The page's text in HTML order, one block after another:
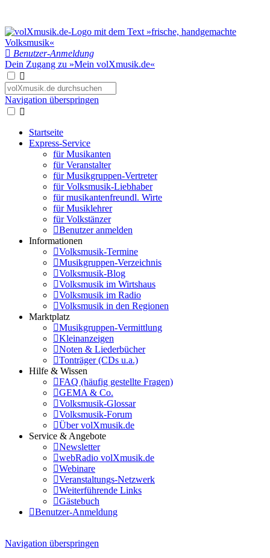
Benutzer-Anmeldung
Dein Zugang zu »Mein volXmusik.de«
Navigation überspringen
Startseite
Express-Service
für Musikanten
für Veranstalter
für Musikgruppen-Vertreter
für Volksmusik-Liebhaber
für musikantenfreundl. Wirte
für Musiklehrer
für Volkstänzer
Benutzer anmelden
Informationen
Volksmusik-Termine
Musikgruppen-Verzeichnis
Volksmusik-Blog
Volksmusik im Wirtshaus
Volksmusik im Radio
Volksmusik in den Regionen
Marktplatz
Musikgruppen-Vermittlung
Kleinanzeigen
Noten & Liederbücher
Tonträger (CDs u.a.)
Hilfe & Wissen
FAQ (häufig gestellte Fragen)
GEMA & Co.
Volksmusik-Glossar
Volksmusik-Forum
Über volXmusik.de
Service & Angebote
Newsletter
webRadio volXmusik.de
Webinare
Veranstaltungs-Netzwerk
Weiterführende Links
Gästebuch
Benutzer-Anmeldung
Navigation überspringen